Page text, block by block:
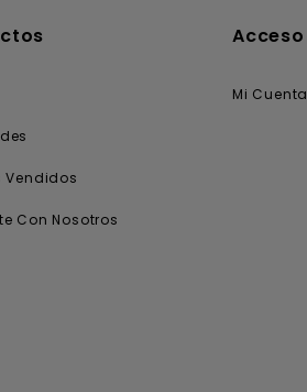
Vendidos
Con Nosotros
Acceso
Mi Cuenta